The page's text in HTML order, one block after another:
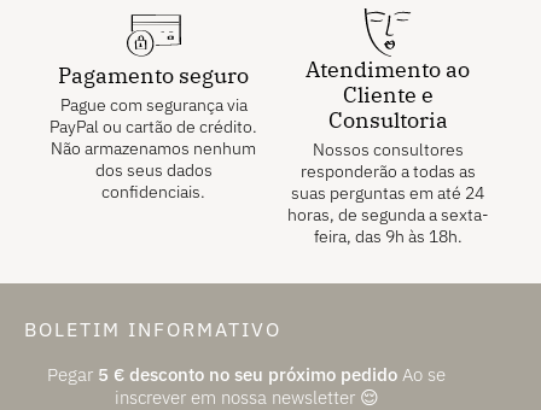
Pagamento seguro
Pague com segurança via
PayPal ou cartão de crédito.
Não armazenamos nenhum
dos seus dados
confidenciais.
Atendimento ao
Cliente e
Consultoria
Nossos consultores
responderão a todas as
suas perguntas em até 24
horas, de segunda a sexta-
feira, das 9h às 18h.
BOLETIM INFORMATIVO
Pegar 5 € desconto no seu próximo pedido Ao se
inscrever em nossa newsletter 😌